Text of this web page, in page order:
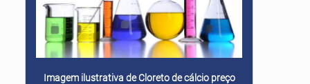
ótimo atendimento, é essencial. Com anos
de experiência no mercado, a Solint
Química trabalha com produtos
adequados para limpeza e higienização.
soluções em água.INFORMAÇÕES SOBRE
O TRATAMENTO O uso dessas soluções
também é adequado para a higienização
de banheiros e cozinhas, especialmente
Imagem ilustrativa de Cloreto de cálcio preço